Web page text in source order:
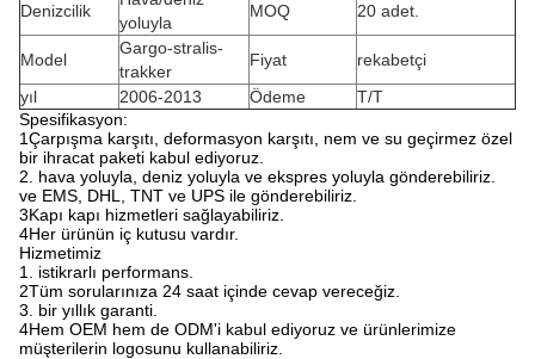
Denizcilik
yoluyla
MOQ 20 adet.
Model
Gargo-stralis-
trakker
Fiyat
rekabetçi
yıl
2006-2013 Ödeme
T/T
Spesifikasyon:
1Çarpışma karşıtı, deformasyon karşıtı, nem ve su geçirmez özel
bir ihracat paketi kabul ediyoruz.
2. hava yoluyla, deniz yoluyla ve ekspres yoluyla gönderebiliriz.
ve EMS, DHL, TNT ve UPS ile gönderebiliriz.
3Kapı kapı hizmetleri sağlayabiliriz.
4Her ürünün iç kutusu vardır.
Hizmetimiz
1. istikrarlı performans.
2Tüm sorularınıza 24 saat içinde cevap vereceğiz.
3. bir yıllık garanti.
4Hem OEM hem de ODM'i kabul ediyoruz ve ürünlerimize
müşterilerin logosunu kullanabiliriz.